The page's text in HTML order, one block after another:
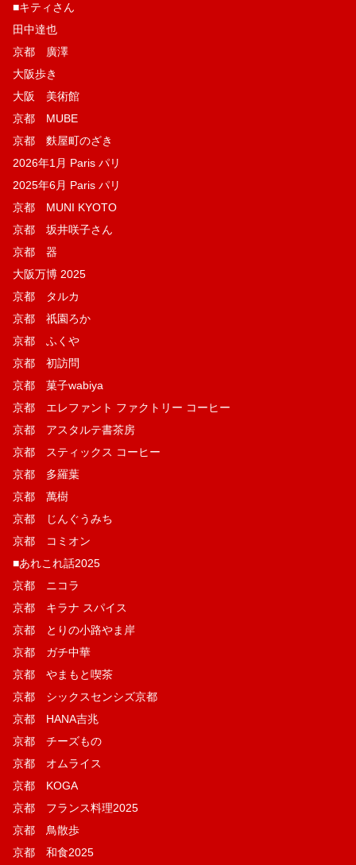
■キティさん
田中達也
京都 廣澤
大阪歩き
大阪 美術館
京都 MUBE
京都 麩屋町のざき
2026年1月 Paris パリ
2025年6月 Paris パリ
京都 MUNI KYOTO
京都 坂井咲子さん
京都 器
大阪万博 2025
京都 タルカ
京都 祇園ろか
京都 ふくや
京都 初訪問
京都 菓子wabiya
京都 エレファント ファクトリー コーヒー
京都 アスタルテ書茶房
京都 スティックス コーヒー
京都 多羅葉
京都 萬樹
京都 じんぐうみち
京都 コミオン
■あれこれ話2025
京都 ニコラ
京都 キラナ スパイス
京都 とりの小路やま岸
京都 ガチ中華
京都 やまもと喫茶
京都 シックスセンシズ京都
京都 HANA吉兆
京都 チーズもの
京都 オムライス
京都 KOGA
京都 フランス料理2025
京都 鳥散歩
京都 和食2025